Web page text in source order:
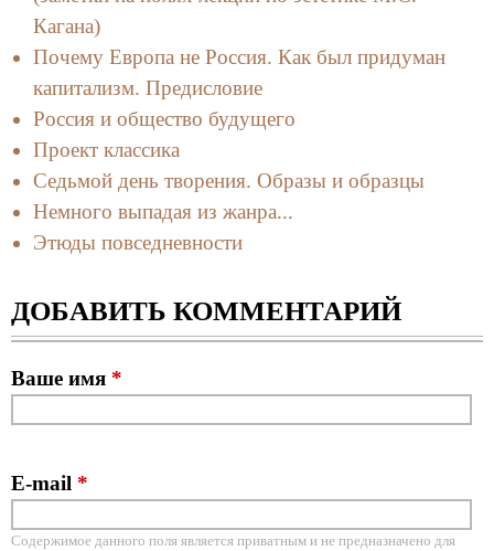
Кагана)
Почему Европа не Россия. Как был придуман
капитализм. Предисловие
Россия и общество будущего
Проект классика
Cедьмой день творения. Образы и образцы
Немного выпадая из жанра...
Этюды повседневности
ДОБАВИТЬ КОММЕНТАРИЙ
Ваше имя *
E-mail *
Содержимое данного поля является приватным и не предназначено для